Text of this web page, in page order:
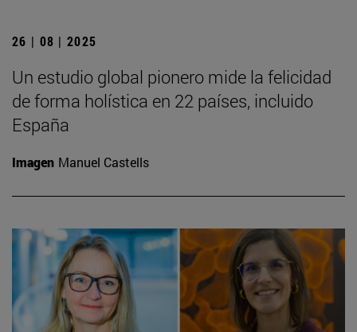
26 | 08 | 2025
Un estudio global pionero mide la felicidad
de forma holística en 22 países, incluido
España
Imagen Manuel Castells